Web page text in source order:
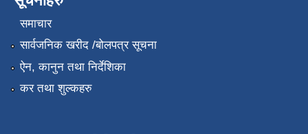
समाचार
सार्वजनिक खरीद /बोलपत्र सूचना
ऐन, कानुन तथा निर्देशिका
कर तथा शुल्कहरु